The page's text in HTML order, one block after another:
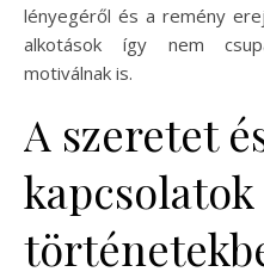
lényegéről és a remény
alkotások így nem
motiválnak is.
A szeretet